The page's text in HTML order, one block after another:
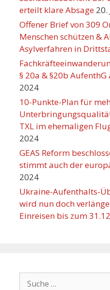
erteilt klare Absage 20.
Offener Brief von 309
Menschen schützen &
Asylverfahren in
§ 20a & §20b
2024
10-Punkte-Plan für
TXL im ehemaligen
2024
GEAS Reform
stimmt auch der
2024
Ukraine-Aufenthalts-
wird nun doch
Einreisen bis zum